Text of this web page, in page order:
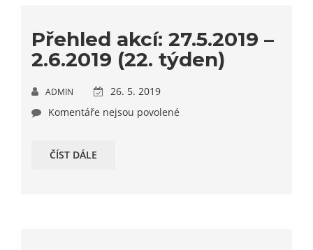
Přehled akcí: 27.5.2019 –
2.6.2019 (22. týden)
ADMIN
26. 5. 2019
Komentáře nejsou povolené
ČÍST DÁLE